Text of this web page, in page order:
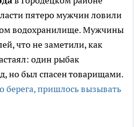
пятеро мужчин ловили
водохранилище. Мужчины
что не заметили, как
один рыбак
но был спасен товарищами.
берега, пришлось вызывать